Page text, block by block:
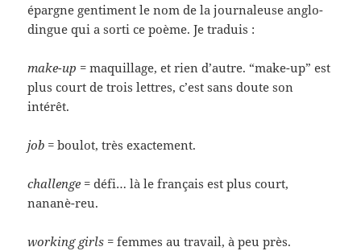
épargne gentiment le nom de la journaleuse anglo-
dingue qui a sorti ce poème. Je traduis :
make-up = maquillage, et rien d’autre. “make-up” est
plus court de trois lettres, c’est sans doute son
intérêt.
job = boulot, très exactement.
challenge = défi… là le français est plus court,
nananè-reu.
working girls = femmes au travail, à peu près.